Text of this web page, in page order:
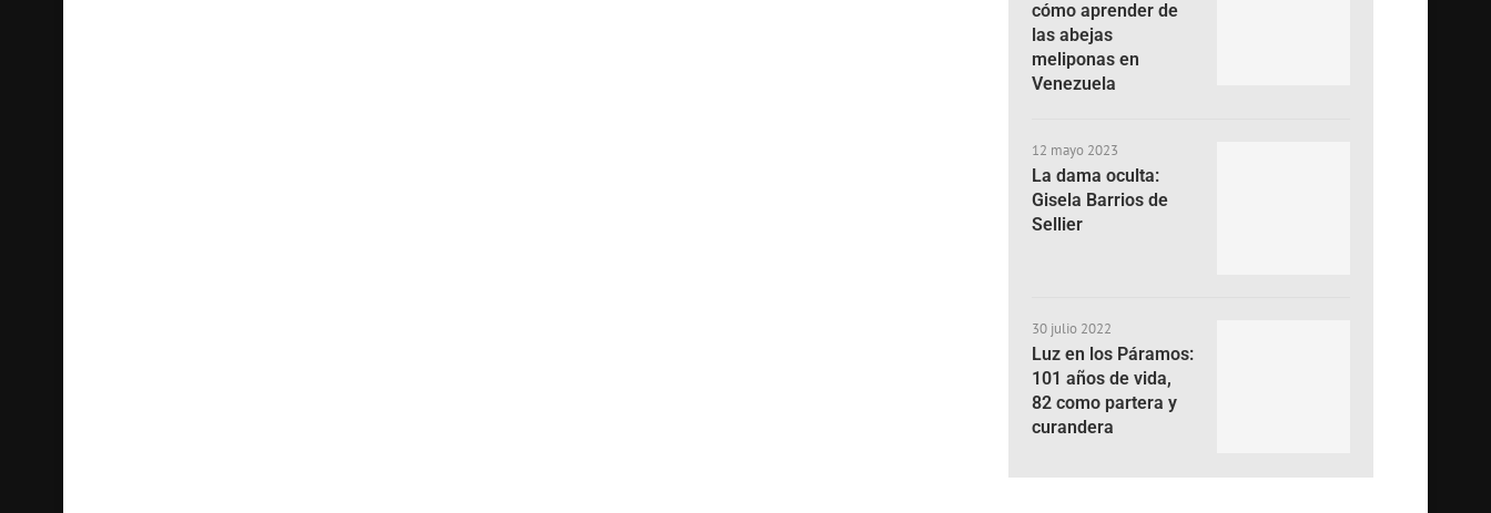
cómo aprender de
las abejas
meliponas en
Venezuela
12 mayo 2023
La dama oculta:
Gisela Barrios de
Sellier
30 julio 2022
Luz en los Páramos:
101 años de vida,
82 como partera y
curandera